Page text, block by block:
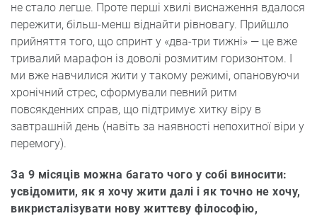
не стало легше. Проте перші хвилі виснаження вдалося
пережити, більш-менш віднайти рівновагу. Прийшло
прийняття того, що спринт у «два-три тижні» — це вже
тривалий марафон із доволі розмитим горизонтом. І
ми вже навчилися жити у такому режимі, опановуючи
хронічний стрес, сформували певний ритм
повсякденних справ, що підтримує хитку віру в
завтрашній день (навіть за наявності непохитної віри у
перемогу).
За 9 місяців можна багато чого у собі виносити:
усвідомити, як я хочу жити далі і як точно не хочу,
викристалізувати нову життєву філософію,